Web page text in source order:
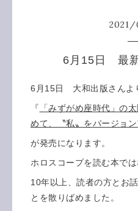
2021/
6月15日 最
6月15日 大和出版さんよ
『 「みずがめ座時代」の
めて、〝私〟をバージョ
が発売になります。
ホロスコープを読む本で
10年以上、読者の方とお
とを散りばめました。